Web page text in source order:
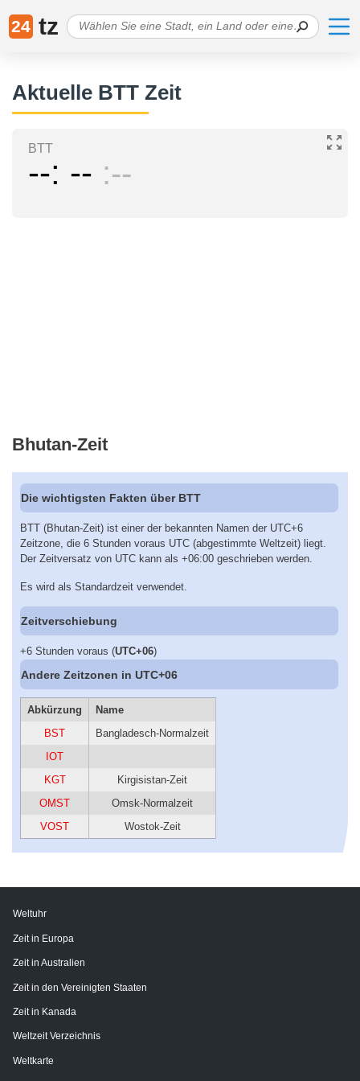
24 tz
Aktuelle BTT Zeit
BTT
-- -- --
Bhutan-Zeit
Die wichtigsten Fakten über BTT
BTT (Bhutan-Zeit) ist einer der bekannten Namen der UTC+6
Zeitzone, die 6 Stunden voraus UTC (abgestimmte Weltzeit) liegt.
Der Zeitversatz von UTC kann als +06:00 geschrieben werden.
Es wird als Standardzeit verwendet.
Zeitverschiebung
+6 Stunden voraus (UTC+06)
Andere Zeitzonen in UTC+06
Abkürzung
Name
BST
Bangladesch-Normalzeit
IOT
KGT
Kirgisistan-Zeit
OMST
Omsk-Normalzeit
VOST
Wostok-Zeit
Weltuhr
Zeit in Europa
Zeit in Australien
Zeit in den Vereinigten Staaten
Zeit in Kanada
Weltzeit Verzeichnis
Weltkarte